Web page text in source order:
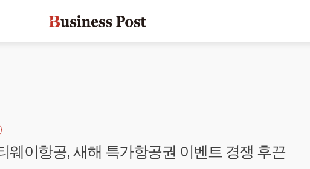
웨이항공, 새해 특가항공권 이벤트 경쟁 후끈